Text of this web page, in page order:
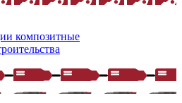
композитные